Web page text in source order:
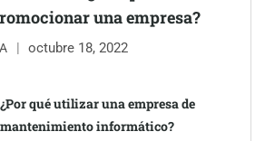
una empresa?
octubre 18, 2022
¿Por qué utilizar una empresa de
mantenimiento informático?